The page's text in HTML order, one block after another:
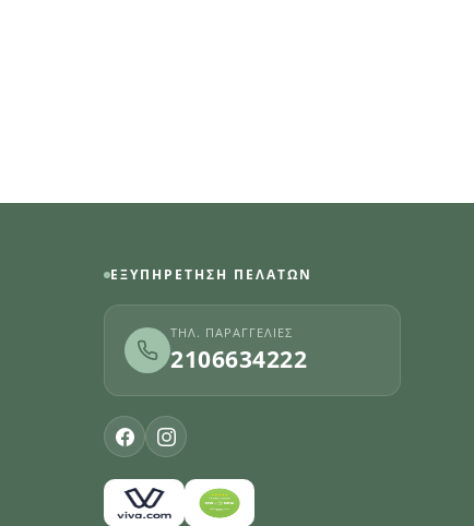
ΕΞΥΠΗΡΈΤΗΣΗ ΠΕΛΑΤΏΝ
ΤΗΛ. ΠΑΡΑΓΓΕΛΊΕΣ
2106634222